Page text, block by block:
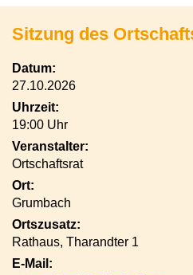
Sitzung des
Datum:
27.10.2026
Uhrzeit:
19:00 Uhr
Veranstalter:
Ortschaftsrat
Ort:
Grumbach
Ortszusatz:
Rathaus, Tharandter 1
E-Mail: